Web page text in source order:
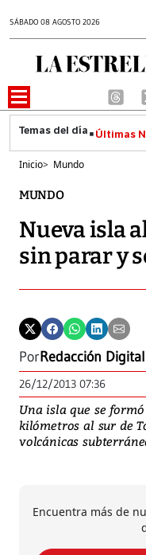
SÁBADO 08 AGOSTO 2026
Últimas
Inicio> Mundo
MUNDO
Nueva isla
sin parar y
PorRedacción
26/12/2013 07:36
Una isla que se
kilómetros al sur de
volcánicas
Encuentra más de